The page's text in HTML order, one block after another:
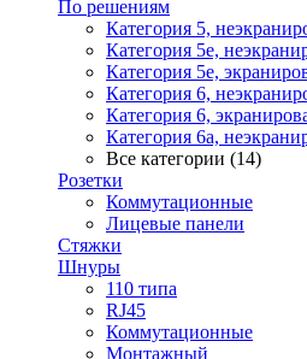
По решениям
Категория 5,
Категория 5е,
Категория 5е,
Категория 6,
Категория 6,
Категория 6а,
Все категории (14)
Розетки
Коммутационные
Лицевые панели
Стяжки
Шнуры
110 типа
RJ45
Коммутационные
Монтажный